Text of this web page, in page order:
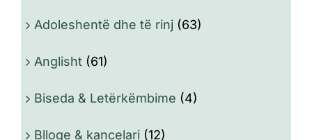
Adoleshentë dhe të rinj (63)
Anglisht (61)
Biseda & Letërkëmbime (4)
Blloqe & kancelari (12)